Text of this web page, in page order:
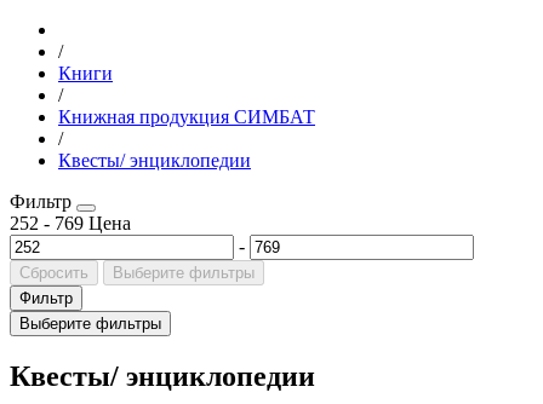
/
Книги
/
Книжная продукция СИМБАТ
/
Квесты/ энциклопедии
Фильтр
252 - 769 Цена
-
Сбросить
Выберите фильтры
Фильтр
Выберите фильтры
Квесты/ энциклопедии